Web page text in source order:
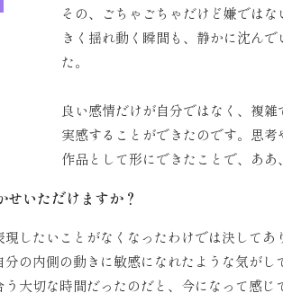
その、ごちゃごちゃだけど嫌では
きく揺れ動く瞬間も、静かに沈ん
た。
良い感情だけが自分ではなく、複
実感することができたのです。思
作品として形にできたことで、あ
いただけますか？
したいことがなくなったわけでは決してあ
の内側の動きに敏感になれたような気がし
大切な時間だったのだと、今になって感じ